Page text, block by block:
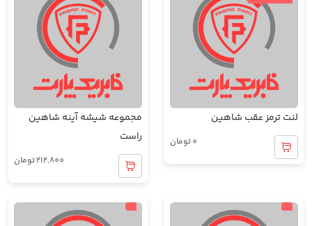
لنت ترمز عقب شاهین
0تومان
مجموعه شیشه آینه شاهین
راست
212,800تومان